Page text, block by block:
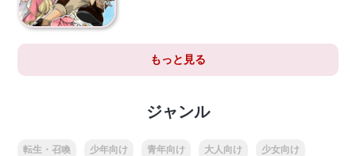
もっと見る
ジャンル
転生・召喚 少年向け 青年向け 大人向け 少女向け